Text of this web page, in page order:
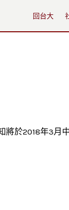
回台大
於2018年3月